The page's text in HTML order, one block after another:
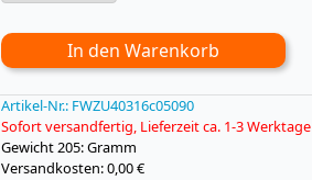
In den Warenkorb
Artikel-Nr.: FWZU40316c05090
Sofort versandfertig, Lieferzeit ca. 1-3 Werktage
Gewicht205: Gramm
Versandkosten: 0,00 €